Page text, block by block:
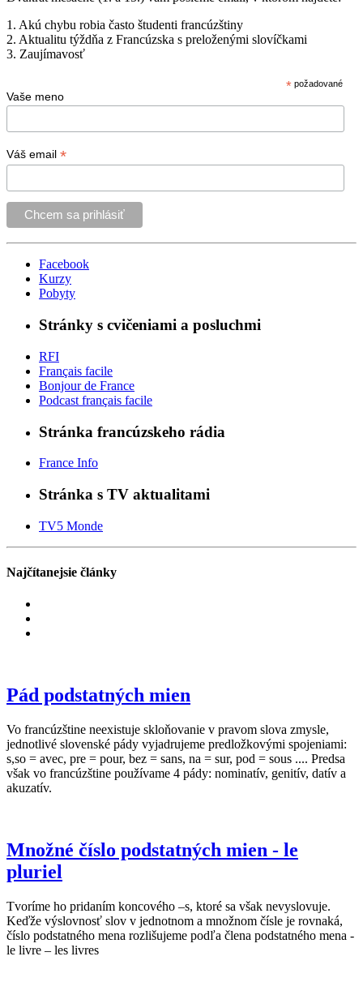
1. Akú chybu robia často študenti francúzštiny
2. Aktualitu týždňa z Francúzska s preloženými slovíčkami
3. Zaujímavosť
*požadované
Vaše meno
Váš email *
Facebook
Kurzy
Pobyty
Stránky s cvičeniami a posluchmi
RFI
Français facile
Bonjour de France
Podcast français facile
Stránka francúzskeho rádia
France Info
Stránka s TV aktualitami
TV5 Monde
Najčítanejsie články
Pád podstatných mien
Vo francúzštine neexistuje skloňovanie v pravom slova zmysle,
jednotlivé slovenské pády vyjadrujeme predložkovými spojeniami:
s,so = avec, pre = pour, bez = sans, na = sur, pod = sous .... Predsa
však vo francúzštine používame 4 pády: nominatív, genitív, datív a
akuzatív.
Množné číslo podstatných mien - le
pluriel
Tvoríme ho pridaním koncového –s, ktoré sa však nevyslovuje.
Keďže výslovnosť slov v jednotnom a množnom čísle je rovnaká,
číslo podstatného mena rozlišujeme podľa člena podstatného mena -
le livre – les livres